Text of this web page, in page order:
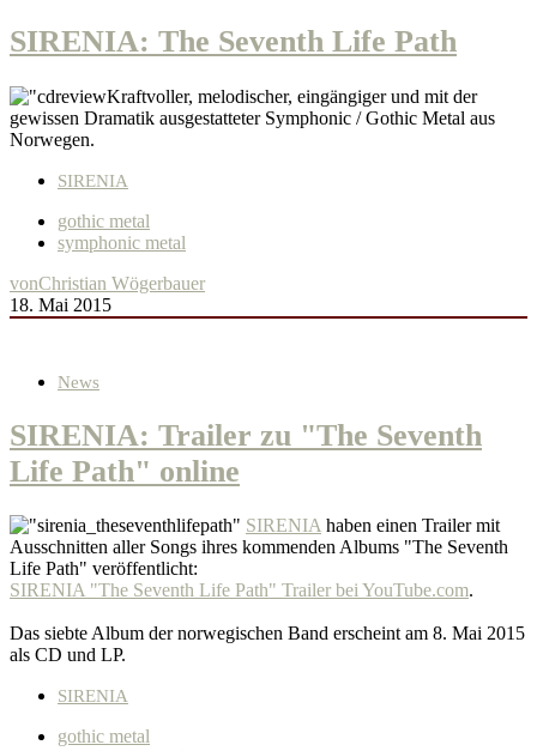
SIRENIA: The Seventh Life Path
Kraftvoller, melodischer, eingängiger und mit der
gewissen Dramatik ausgestatteter Symphonic / Gothic Metal aus
Norwegen.
SIRENIA
gothic metal
symphonic metal
vonChristian Wögerbauer
18. Mai 2015
News
SIRENIA: Trailer zu "The Seventh
Life Path" online
SIRENIA haben einen Trailer mit
Ausschnitten aller Songs ihres kommenden Albums "The Seventh
Life Path" veröffentlicht:
SIRENIA "The Seventh Life Path" Trailer bei YouTube.com.
Das siebte Album der norwegischen Band erscheint am 8. Mai 2015
als CD und LP.
SIRENIA
gothic metal